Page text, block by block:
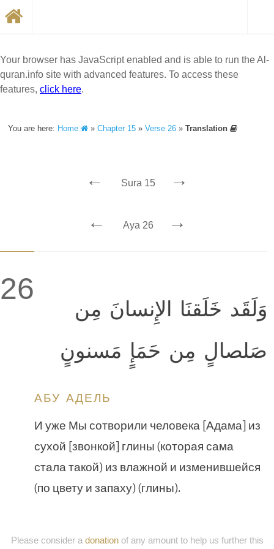
Your browser has JavaScript enabled and is able to run the Al-
quran.info site with advanced features. To access these
features, click here.
You are here: Home »Chapter 15 »Verse 26 »Translation
← Sura 15 →
← Aya 26 →
26
وَلَقَد خَلَقنَا الإِنسانَ مِن
صَلصالٍ مِن حَمَإٍ مَسنونٍ
АБУ АДЕЛЬ
И уже Мы сотворили человека [Адама] из
сухой [звонкой] глины (которая сама
стала такой) из влажной и изменившейся
(по цвету и запаху) (глины).
Please consider a donationof any amount to help us further this